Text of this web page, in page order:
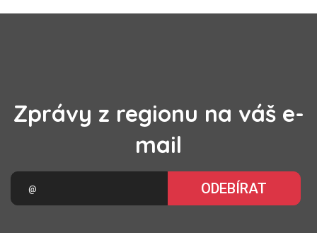
Zprávy z regionu na váš e-
mail
ODEBÍRAT